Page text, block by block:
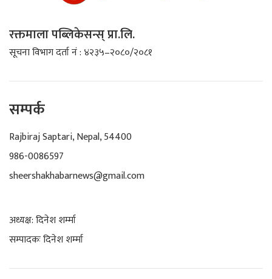
रक्तमाला पब्लिकेसन्स् प्रा.लि.
सूचना विभाग दर्ता नं : ४२३५–२०८०/२०८१
सम्पर्क
Rajbiraj Saptari, Nepal, 54400
986-0086597
sheershakhabarnews@gmail.com
अध्यक्ष: दिनेश शर्म्मा
सम्पादकः दिनेश शर्म्मा